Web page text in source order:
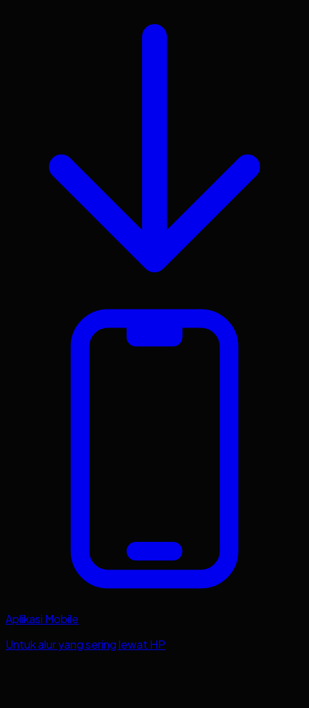
Aplikasi Mobile
Untuk alur yang sering lewat HP